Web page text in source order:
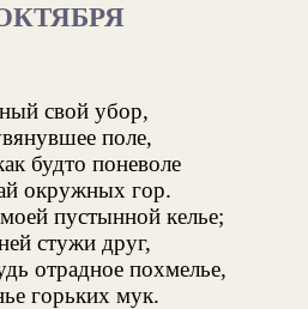
свой убор,
поле,
будто поневоле
окружных гор.
пустынной келье;
стужи друг,
отрадное похмелье,
горьких мук.